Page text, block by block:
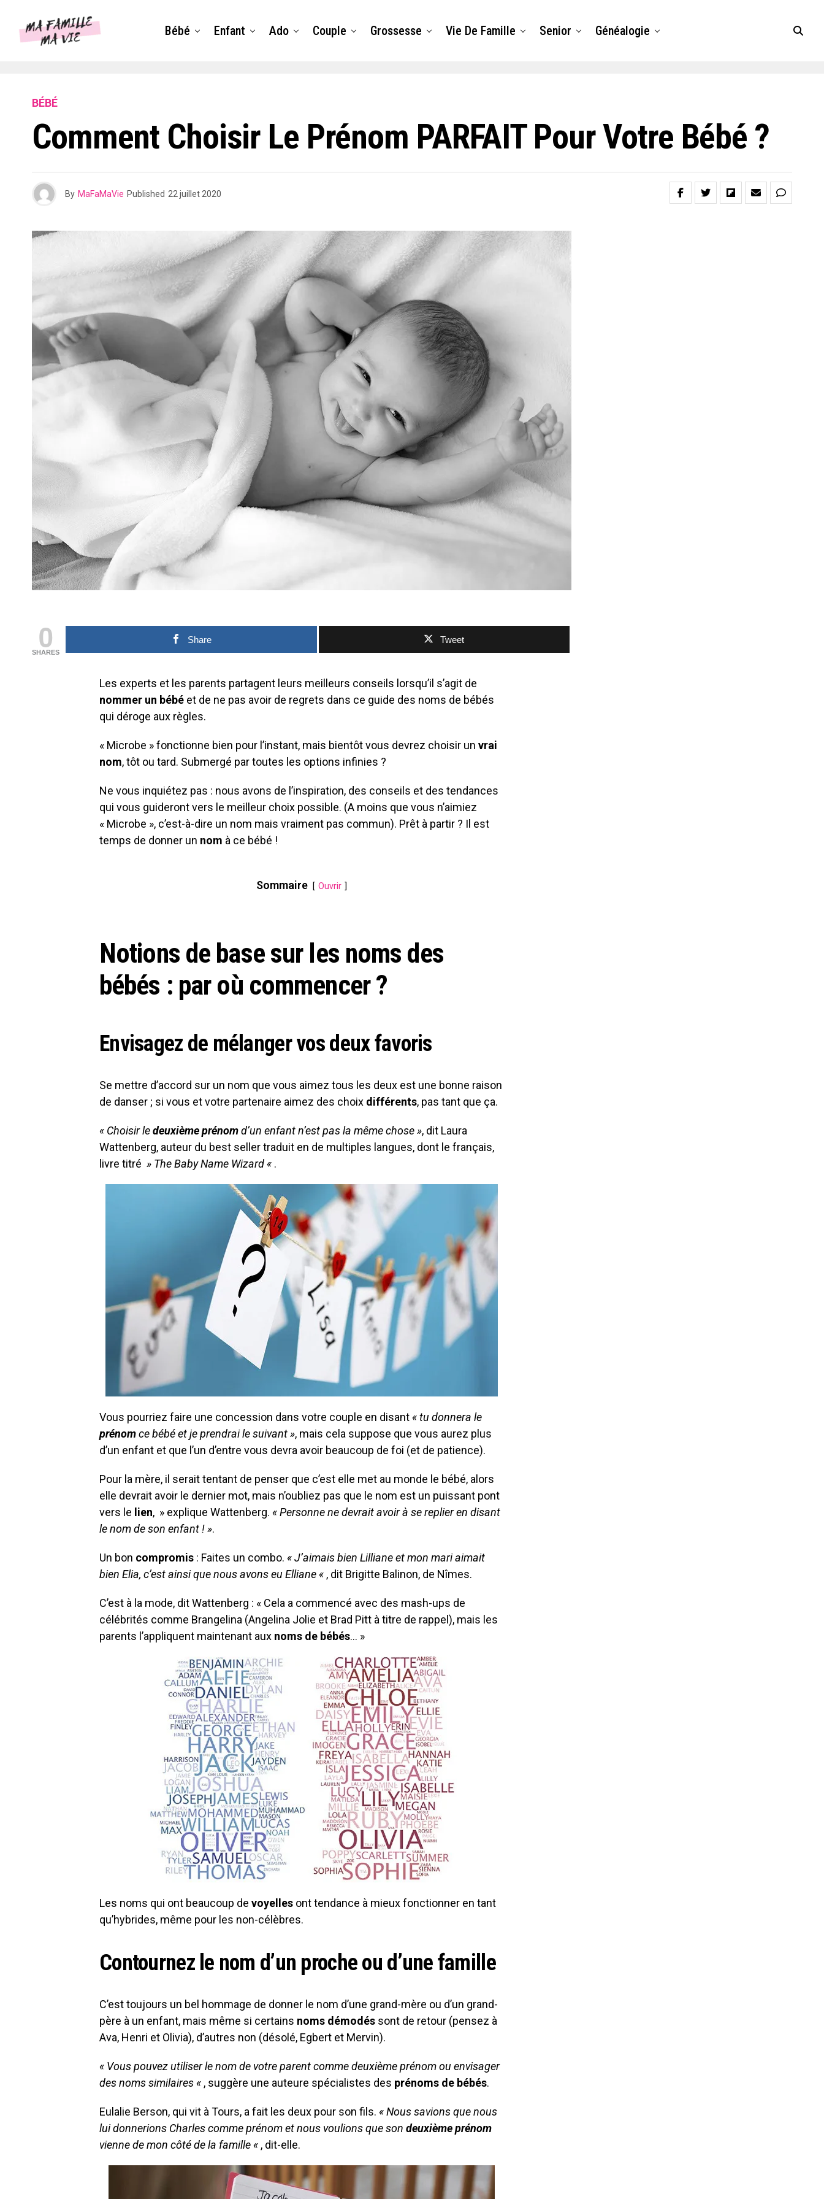
Bébé Enfant Ado Couple Grossesse Vie De Famille Senior Généalogie
BÉBÉ
Comment Choisir Le Prénom PARFAIT Pour Votre Bébé ?
By MaFaMaVie Published 22 juillet 2020
0
SHARES
Share Tweet
Les experts et les parents partagent leurs meilleurs conseils lorsqu’il s’agit de
nommer un bébé et de ne pas avoir de regrets dans ce guide des noms de bébés
qui déroge aux règles.
« Microbe » fonctionne bien pour l’instant, mais bientôt vous devrez choisir un vrai
nom, tôt ou tard. Submergé par toutes les options infinies ?
Ne vous inquiétez pas : nous avons de l’inspiration, des conseils et des tendances
qui vous guideront vers le meilleur choix possible. (A moins que vous n’aimiez
« Microbe », c’est-à-dire un nom mais vraiment pas commun). Prêt à partir ? Il est
temps de donner un nom à ce bébé !
Sommaire Ouvrir
Notions de base sur les noms des
bébés : par où commencer ?
Envisagez de mélanger vos deux favoris
Se mettre d’accord sur un nom que vous aimez tous les deux est une bonne raison
de danser ; si vous et votre partenaire aimez des choix différents, pas tant que ça.
« Choisir ledeuxième prénomd’un enfant n’est pas la même chose », dit Laura
Wattenberg, auteur du best seller traduit en de multiples langues, dont le français,
livre titré » The Baby Name Wizard « .
Vous pourriez faire une concession dans votre couple en disant « tu donnera le
prénomce bébé et je prendrai le suivant », mais cela suppose que vous aurez plus
d’un enfant et que l’un d’entre vous devra avoir beaucoup de foi (et de patience).
Pour la mère, il serait tentant de penser que c’est elle met au monde le bébé, alors
elle devrait avoir le dernier mot, mais n’oubliez pas que le nom est un puissant pont
vers le lien, » explique Wattenberg. « Personne ne devrait avoir à se replier en disant
le nom de son enfant ! ».
Un bon compromis : Faites un combo. « J’aimais bien Lilliane et mon mari aimait
bien Elia, c’est ainsi que nous avons eu Elliane « , dit Brigitte Balinon, de Nîmes.
C’est à la mode, dit Wattenberg : « Cela a commencé avec des mash-ups de
célébrités comme Brangelina (Angelina Jolie et Brad Pitt à titre de rappel), mais les
parents l’appliquent maintenant aux noms de bébés… »
Les noms qui ont beaucoup de voyelles ont tendance à mieux fonctionner en tant
qu’hybrides, même pour les non-célèbres.
Contournez le nom d’un proche ou d’une famille
C’est toujours un bel hommage de donner le nom d’une grand-mère ou d’un grand-
père à un enfant, mais même si certains noms démodés sont de retour (pensez à
Ava, Henri et Olivia), d’autres non (désolé, Egbert et Mervin).
« Vous pouvez utiliser le nom de votre parent comme deuxième prénom ou envisager
des noms similaires « , suggère une auteure spécialistes des prénoms de bébés.
Eulalie Berson, qui vit à Tours, a fait les deux pour son fils. « Nous savions que nous
lui donnerions Charles comme prénom et nous voulions que son deuxième prénom
vienne de mon côté de la famille « , dit-elle.